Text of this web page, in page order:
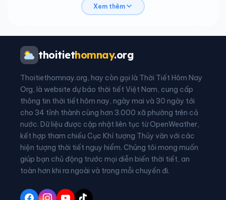
Xã Mường Pồn
Xã Nà Bủng
Xã Na Sang
Xã Nà Tấu Xã Nậm Kè
Xã Nậm Nèn Xã Núa Ngam
Xã Pa Ham Xã Phình Giàng
Xã Pu Nhi Xã Pú Nhung
Xã Quài Tở Xã Quảng Lâm
Xã Sam Mứn
Xem thêm
thoitiethomnay.org
Thoitiethomnay.org, hay còn gọi là Thời Tiết Hôm Nay
Org, là website dự báo thời tiết Việt Nam, cung cấp
thông tin thời tiết hôm nay, ngày mai và 30 ngày tới
cho 34 tỉnh thành cùng hơn 3.000 xã phường trên cả
nước. Dữ liệu được cập nhật liên tục từ OpenWeather,
kết hợp tham chiếu Cục Khí tượng Thủy văn với các
hiện tượng thời tiết nguy hiểm. Chúng tôi mong muốn
giúp bạn chủ động trước mọi diễn biến thời tiết, an
toàn hơn khi ra ngoài và trong mỗi chuyến đi.